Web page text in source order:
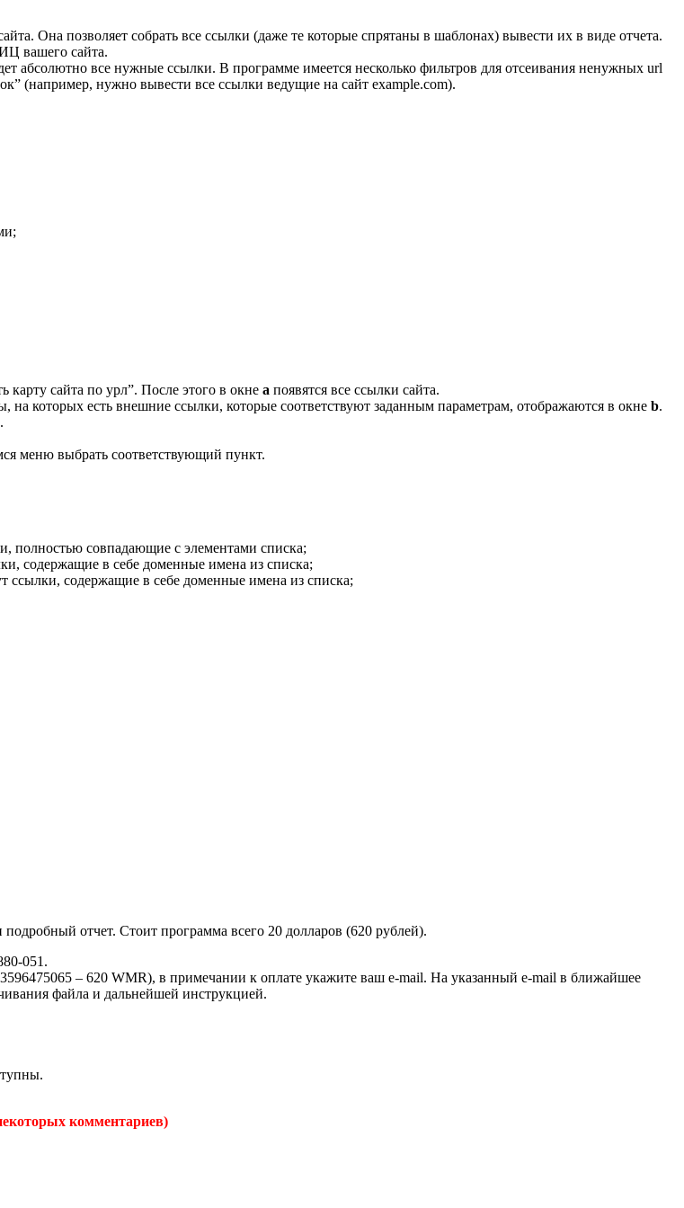
Она позволяет собрать все ссылки (даже те которые спрятаны в шаблонах) вывести их в виде отчета.
вашего сайта.
абсолютно все нужные ссылки. В программе имеется несколько фильтров для отсеивания ненужных url
(например, нужно вывести все ссылки ведущие на сайт example.com).
карту сайта по урл”. После этого в окне a появятся все ссылки сайта.
которых есть внешние ссылки, которые соответствуют заданным параметрам, отображаются в окне b.
меню выбрать соответствующий пункт.
полностью совпадающие с элементами списка;
содержащие в себе доменные имена из списка;
ссылки, содержащие в себе доменные имена из списка;
отчет. Стоит программа всего 20 долларов (620 рублей).
051.
– 620 WMR), в примечании к оплате укажите ваш e-mail. На указанный e-mail в ближайшее
файла и дальнейшей инструкцией.
комментариев)